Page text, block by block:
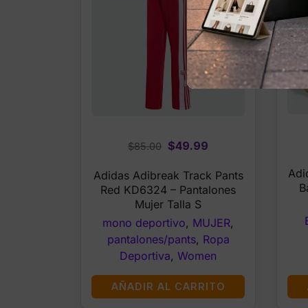
$85.00 Original
was:
$85.00.
$49.99
is:
$49.99.
Adidas Adibreak Track Pants
Red KD6324 – Pantalones
Mujer Talla S
mono deportivo, MUJER,
pantalones/pants, Ropa
Deportiva, Women
AÑADIR AL CARRITO